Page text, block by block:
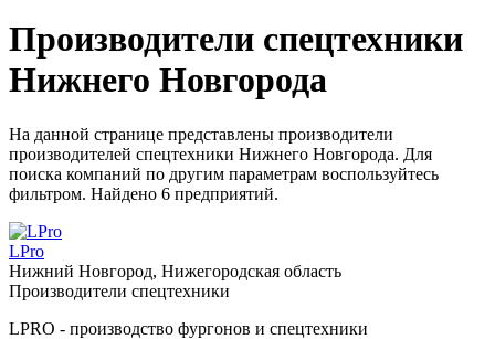
Производители спецтехники
Нижнего Новгорода
На данной странице представлены производители
производителей спецтехники Нижнего Новгорода. Для
поиска компаний по другим параметрам воспользуйтесь
фильтром. Найдено 6 предприятий.
LPro
Нижний Новгород, Нижегородская область
Производители спецтехники
LPRO - производство фургонов и спецтехники